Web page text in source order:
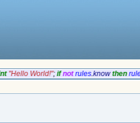
‎print ‎"Hello World!"; if‎ ‎not rules.‎know ‎then